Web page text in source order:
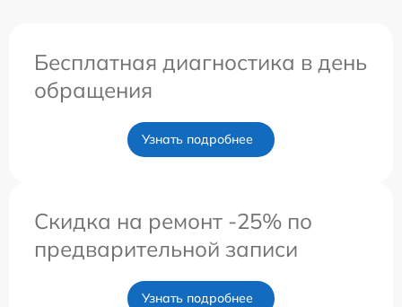
Бесплатная диагностика в день
обращения
Узнать подробнее
Скидка на ремонт -25% по
предварительной записи
Узнать подробнее